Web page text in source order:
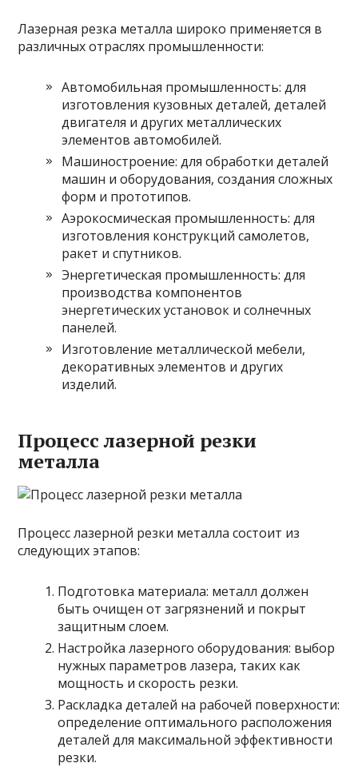
Лазерная резка металла широко применяется в
различных отраслях промышленности:
Автомобильная промышленность: для
изготовления кузовных деталей, деталей
двигателя и других металлических
элементов автомобилей.
Машиностроение: для обработки деталей
машин и оборудования, создания сложных
форм и прототипов.
Аэрокосмическая промышленность: для
изготовления конструкций самолетов,
ракет и спутников.
Энергетическая промышленность: для
производства компонентов
энергетических установок и солнечных
панелей.
Изготовление металлической мебели,
декоративных элементов и других
изделий.
Процесс лазерной резки
металла
Процесс лазерной резки металла состоит из
следующих этапов:
Подготовка материала: металл должен
быть очищен от загрязнений и покрыт
защитным слоем.
Настройка лазерного оборудования: выбор
нужных параметров лазера, таких как
мощность и скорость резки.
Раскладка деталей на рабочей поверхности:
определение оптимального расположения
деталей для максимальной эффективности
резки.